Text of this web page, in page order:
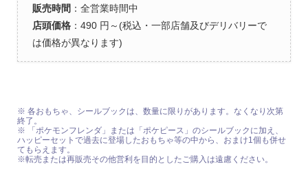
販売時間 ：全営業時間中
店頭価格：490 円～(税込・一部店舗及びデリバリーで
は価格が異なります)
※ 各おもちゃ、シールブックは、数量に限りがあります。なくなり次第
終了。
※ 「ポケモンフレンダ」または「ポケピース」のシールブックに加え、
ハッピーセットで過去に登場したおもちゃ等の中から、おまけ1個も併せ
てもらえます。
※転売または再販売その他営利を目的としたご購入は遠慮ください。